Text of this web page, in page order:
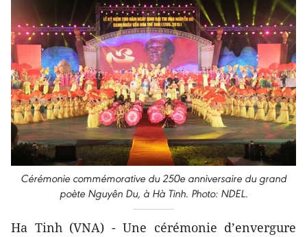
Cérémonie commémorative du 250e anniversaire du grand
poète Nguyên Du, à Hà Tinh. Photo: NDEL.
Ha Tinh (VNA) - Une cérémonie d’envergure